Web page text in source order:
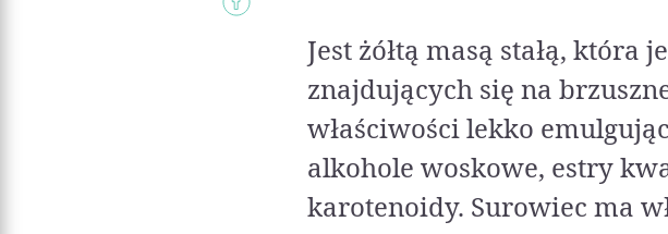
Jest żółtą masą stałą,
znajdujących się na
właściwości lekko
alkohole woskowe, estry
karotenoidy. Surowiec ma